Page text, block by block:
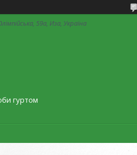
59а, Иза, Україна
гуртом